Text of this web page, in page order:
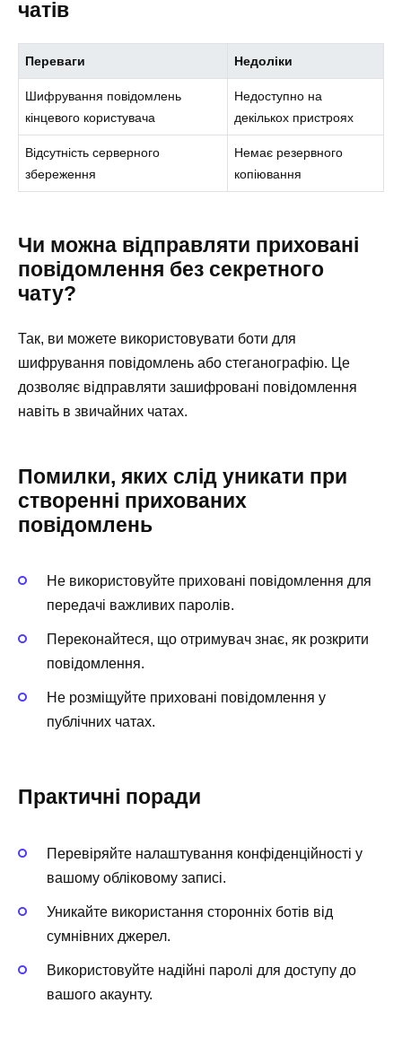
чатів
Переваги Недоліки
Шифрування повідомлень
кінцевого користувача
Недоступно на
декількох пристроях
Відсутність серверного
збереження
Немає резервного
копіювання
Чи можна відправляти приховані
повідомлення без секретного
чату?
Так, ви можете використовувати боти для
шифрування повідомлень або стеганографію. Це
дозволяє відправляти зашифровані повідомлення
навіть в звичайних чатах.
Помилки, яких слід уникати при
створенні прихованих
повідомлень
Не використовуйте приховані повідомлення для
передачі важливих паролів.
Переконайтеся, що отримувач знає, як розкрити
повідомлення.
Не розміщуйте приховані повідомлення у
публічних чатах.
Практичні поради
Перевіряйте налаштування конфіденційності у
вашому обліковому записі.
Уникайте використання сторонніх ботів від
сумнівних джерел.
Використовуйте надійні паролі для доступу до
вашого акаунту.